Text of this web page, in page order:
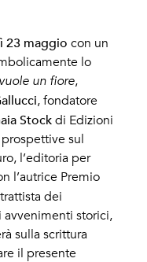
23 maggio con un
lo
un fiore,
, fondatore
Stock di Edizioni
sul
l’editoria per
l’autrice Premio
dei
storici,
sulla scrittura
il presente